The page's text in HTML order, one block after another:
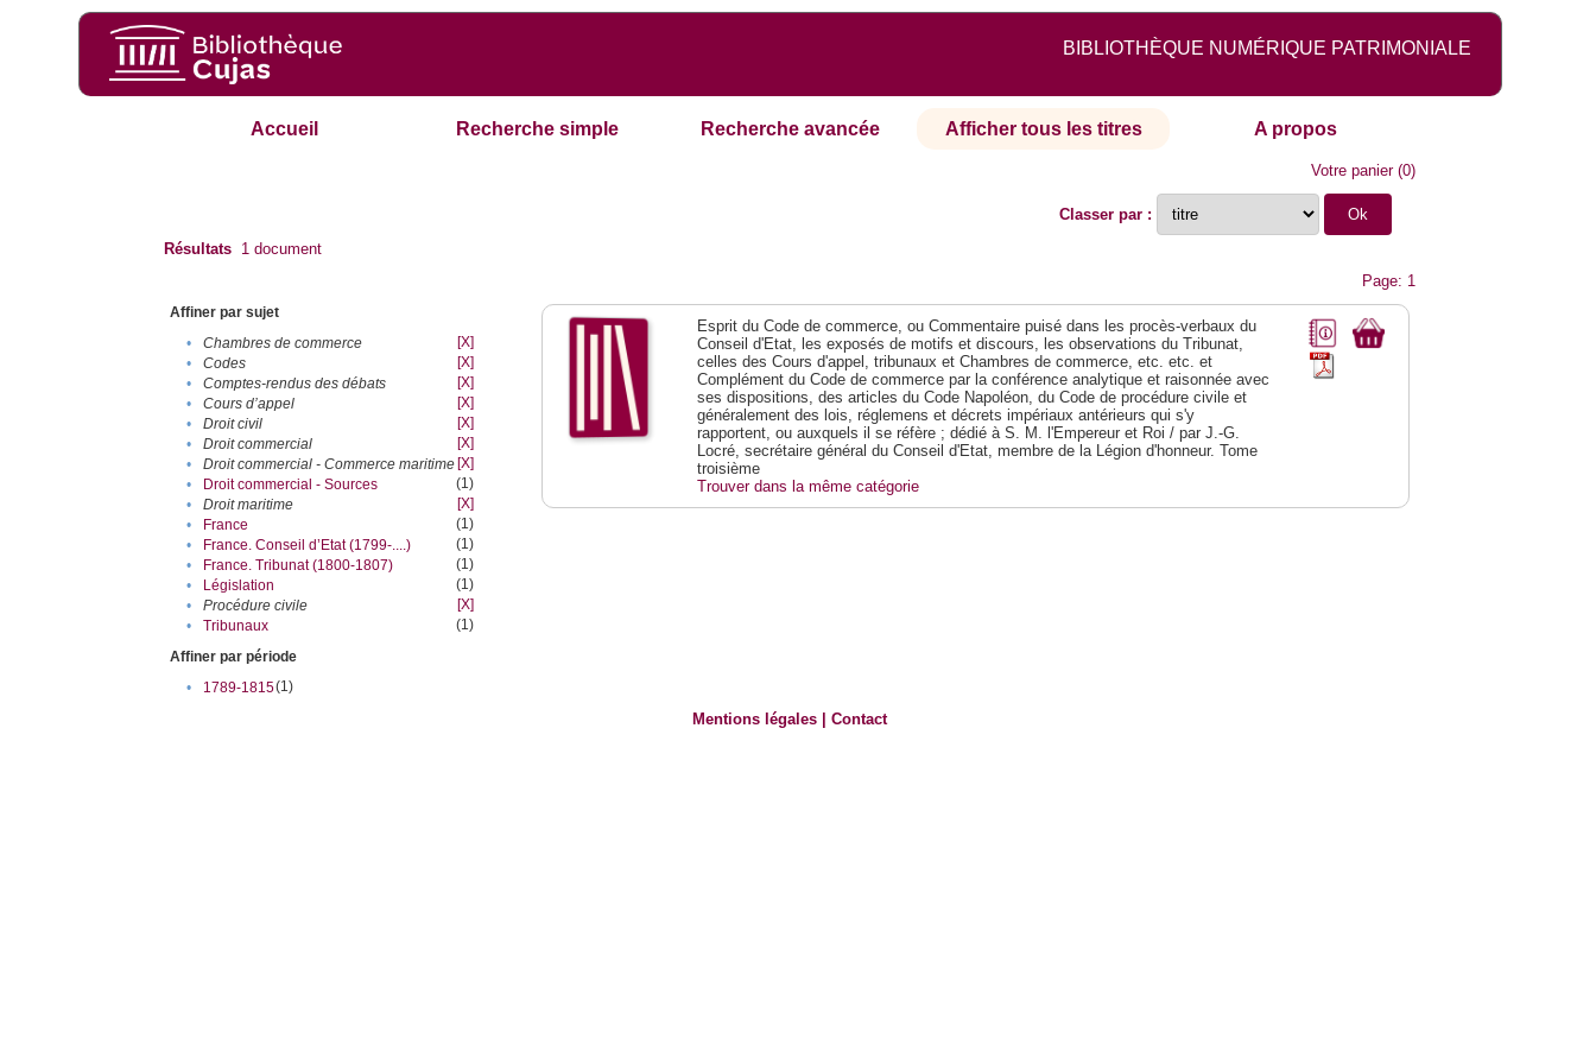
BIBLIOTHÈQUE NUMÉRIQUE PATRIMONIALE
Accueil Recherche simple Recherche avancée Afficher tous les titres A propos
Votre panier(0)
Classer par :
Résultats 1 document
Page: 1
Affiner par sujet
•
Chambres de commerce
[X]
•
Codes
[X]
•
Comptes-rendus des débats
[X]
•
Cours d’appel
[X]
•
Droit civil
[X]
•
Droit commercial
[X]
•
Droit commercial - Commerce maritime [X]
•
Droit commercial - Sources
(1)
•
Droit maritime
[X]
•
France
(1)
•
France. Conseil d’Etat (1799-....)
(1)
•
France. Tribunat (1800-1807)
(1)
•
Législation
(1)
•
Procédure civile
[X]
•
Tribunaux
(1)
Affiner par période
•
1789-1815(1)
Esprit du Code de commerce, ou Commentaire puisé dans les procès-verbaux du
Conseil d'Etat, les exposés de motifs et discours, les observations du Tribunat,
celles des Cours d'appel, tribunaux et Chambres de commerce, etc. etc. et
Complément du Code de commerce par la conférence analytique et raisonnée avec
ses dispositions, des articles du Code Napoléon, du Code de procédure civile et
généralement des lois, réglemens et décrets impériaux antérieurs qui s'y
rapportent, ou auxquels il se réfère ; dédié à S. M. l'Empereur et Roi / par J.-G.
Locré, secrétaire général du Conseil d'Etat, membre de la Légion d'honneur. Tome
troisième
Trouver dans la même catégorie
Mentions légales |Contact